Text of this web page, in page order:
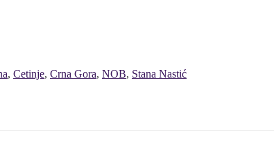
, Cetinje, Crna Gora, NOB, Stana Nastić